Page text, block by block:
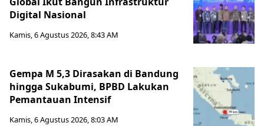
Digital Nasional
Kamis, 6 Agustus 2026, 8:43 AM
Gempa M 5,3 Dirasakan di Bandung
hingga Sukabumi, BPBD Lakukan
Pemantauan Intensif
Kamis, 6 Agustus 2026, 8:03 AM